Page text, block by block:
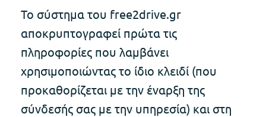
Το σύστημα του free2drive.gr
αποκρυπτογραφεί πρώτα τις
πληροφορίες που λαμβάνει
χρησιμοποιώντας το ίδιο κλειδί (που
προκαθορίζεται με την έναρξη της
σύνδεσής σας με την υπηρεσία) και στη